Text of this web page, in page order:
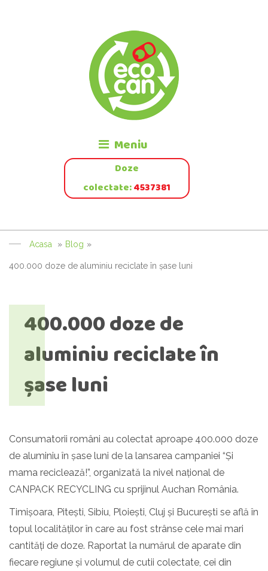
Meniu
Doze
colectate:4537381
Acasa » Blog »
400.000 doze de aluminiu reciclate în șase luni
400.000 doze de
aluminiu reciclate în
șase luni
Consumatorii români au colectat aproape 400.000 doze
de aluminiu în șase luni de la lansarea campaniei “Și
mama reciclează!”, organizată la nivel național de
CANPACK RECYCLING cu sprijinul Auchan România.
Timișoara, Pitești, Sibiu, Ploiești, Cluj și București se află în
topul localităților în care au fost strânse cele mai mari
cantități de doze. Raportat la numărul de aparate din
fiecare regiune și volumul de cutii colectate, cei din